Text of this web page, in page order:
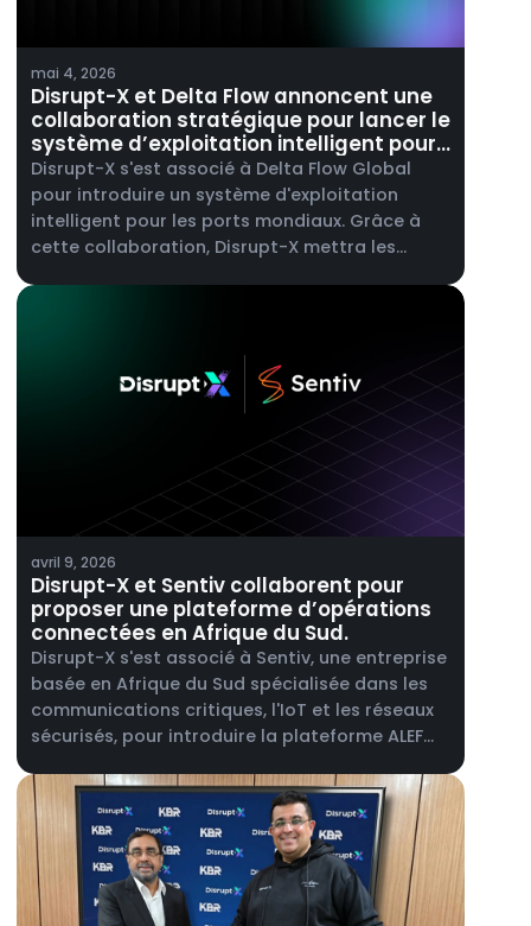
mai 4, 2026
Disrupt-X et Delta Flow annoncent une
collaboration stratégique pour lancer le
système d’exploitation intelligent pour
les ports mondiaux.
Disrupt-X s'est associé à Delta Flow Global
pour introduire un système d'exploitation
intelligent pour les ports mondiaux. Grâce à
cette collaboration, Disrupt-X mettra les
maintenance, la gestion des actifs de
avril 9, 2026
Disrupt-X et Sentiv collaborent pour
proposer une plateforme d’opérations
connectées en Afrique du Sud.
Disrupt-X s'est associé à Sentiv, une entreprise
basée en Afrique du Sud spécialisée dans les
communications critiques, l'IoT et les réseaux
sécurisés, pour introduire la plateforme ALEF